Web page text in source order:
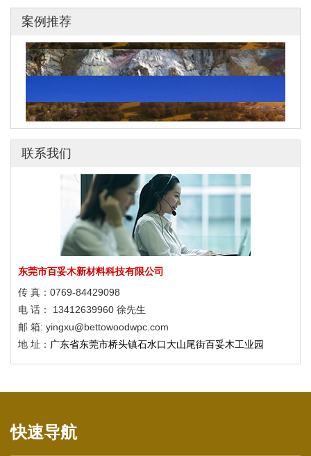
案例推荐
2022年冬奥会滑雪场馆
广西弄拉廊架与栈道
2022年冬奥会滑雪场馆
响堂山4A级风景区塑木应用
广西弄拉廊架与栈道
响堂山4A级风景区塑木应用
广西弄拉廊架与栈道
联系我们
东莞市百妥木新材料科技有限公司
传 真：0769-84429098
电 话： 13412639960 徐先生
邮 箱: yingxu@bettowoodwpc.com
地 址： 广东省东莞市桥头镇石水口大山尾街百妥木工业园
快速导航